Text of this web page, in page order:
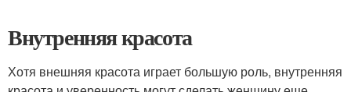
Внутренняя красота
Хотя внешняя красота играет большую роль, внутренняя